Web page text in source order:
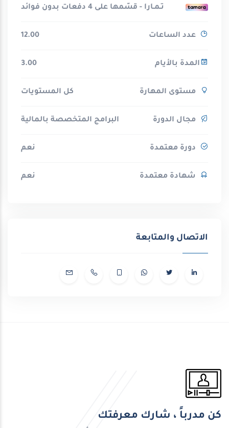
تـمـارا - قسّمها على 4 دفعات بدون فوائد
عدد الساعات 12.00
المدة بالأيام 3.00
مستوى المهارة كل المستويات
مجال الدورة البرامج المتخصصة بالمالية
دورة معتمدة نعم
شهادة معتمدة نعم
الاتصال والمتابعة
كن مدرباً ، شارك معرفتك